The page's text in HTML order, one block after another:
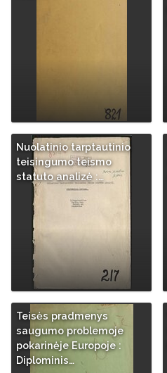
Nuolatinio tarptautinio
teisingumo teismo
statuto analizė :…
Teisės pradmenys
saugumo problemoje
pokarinėje Europoje :
Diplominis…